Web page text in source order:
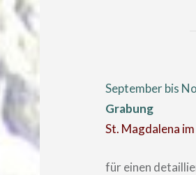
September bis
Grabung
St. Magdalena
für einen